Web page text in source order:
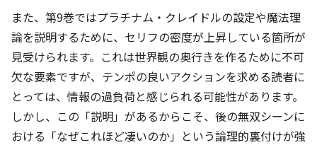
また、第9巻ではプラチナム・クレイドルの設定や魔法理
論を説明するために、セリフの密度が上昇している箇所が
見受けられます。これは世界観の奥行きを作るために不可
欠な要素ですが、テンポの良いアクションを求める読者に
とっては、情報の過負荷と感じられる可能性があります。
しかし、この「説明」があるからこそ、後の無双シーンに
おける「なぜこれほど凄いのか」という論理的裏付けが強